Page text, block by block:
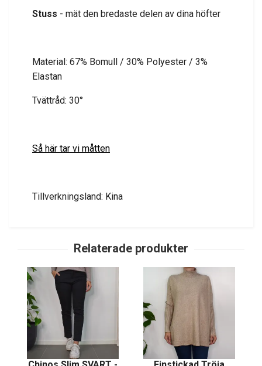
Stuss - mät den bredaste delen av dina höfter
Material: 67% Bomull / 30% Polyester / 3%
Elastan
Tvättråd: 30°
Så här tar vi måtten
Tillverkningsland: Kina